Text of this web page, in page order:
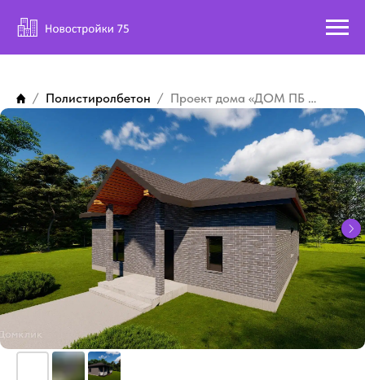
Полистиролбетон Проект дома «ДОМ ПБ 10/10»